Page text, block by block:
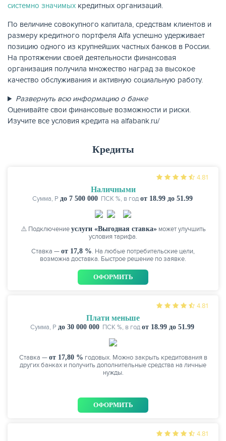
РЕЙТИНГ БАНКОВ
системно значимых кредитных организаций.
По величине совокупного капитала, средствам клиентов и
размеру кредитного портфеля Alfa успешно удерживает
позицию одного из крупнейших частных банков в России.
На протяжении своей деятельности финансовая
организация получила множество наград за высокое
качество обслуживания и активную социальную работу.
Развернуть всю информацию о банке
Оценивайте свои финансовые возможности и риски.
Изучите все условия кредита на alfabank.ru/
Кредиты
4.81
Наличными
до 7 500 000
Сумма, P от 18.99 до 51.99
ПСК %, в год
⚠️ Подключение услуги «Выгодная ставка»может улучшить
условия тарифа.
Ставка — от 17,8 %. На любые потребительские цели,
возможна доставка. Быстрое решение по заявке.
ОФОРМИТЬ
4.81
Плати меньше
до 30 000 000
Сумма, P от 18.99 до 51.99
ПСК %, в год
Ставка — от 17,80 % годовых. Можно закрыть кредитования в
других банках и получить дополнительные средства на личные
нужды.
ОФОРМИТЬ
4.81